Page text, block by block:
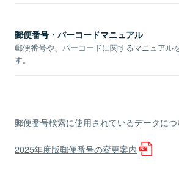
郵便番号・バーコードマニュアル
郵便番号や、バーコードに関するマニュアル
す。
郵便番号検索に使用されているデータにつ
2025年度版郵便番号の変更案内